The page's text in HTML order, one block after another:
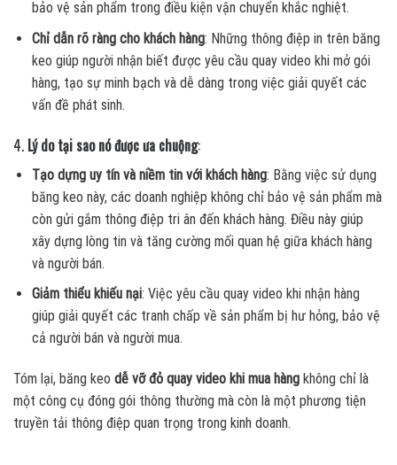
bảo vệ sản phẩm trong điều kiện vận chuyển khắc nghiệt.
Chỉ dẫn rõ ràng cho khách hàng: Những thông điệp in trên băng
keo giúp người nhận biết được yêu cầu quay video khi mở gói
hàng, tạo sự minh bạch và dễ dàng trong việc giải quyết các
vấn đề phát sinh.
4. Lý do tại sao nó được ưa chuộng:
Tạo dựng uy tín và niềm tin với khách hàng: Bằng việc sử dụng
băng keo này, các doanh nghiệp không chỉ bảo vệ sản phẩm mà
còn gửi gắm thông điệp tri ân đến khách hàng. Điều này giúp
xây dựng lòng tin và tăng cường mối quan hệ giữa khách hàng
và người bán.
Giảm thiểu khiếu nại: Việc yêu cầu quay video khi nhận hàng
giúp giải quyết các tranh chấp về sản phẩm bị hư hỏng, bảo vệ
cả người bán và người mua.
Tóm lại, băng keo dễ vỡ đỏ quay video khi mua hàng không chỉ là
một công cụ đóng gói thông thường mà còn là một phương tiện
truyền tải thông điệp quan trọng trong kinh doanh.